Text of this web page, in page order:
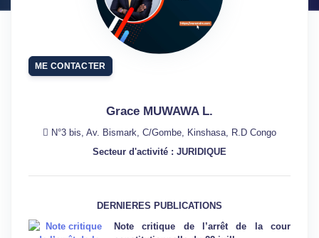
ME CONTACTER
Grace MUWAWA L.
N°3 bis, Av. Bismark, C/Gombe, Kinshasa, R.D Congo
Secteur d'activité : JURIDIQUE
DERNIERES PUBLICATIONS
Note critique de l’arrêt de la cour